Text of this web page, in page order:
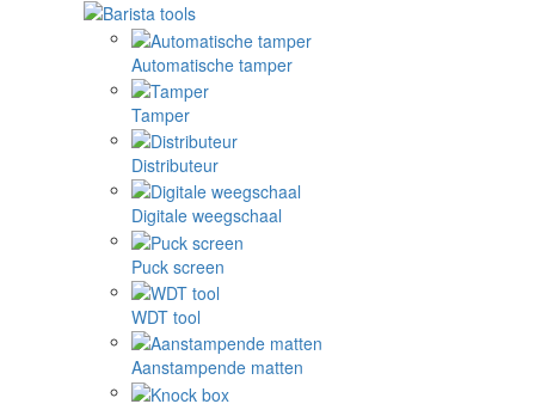
Automatische tamper
Tamper
Distributeur
Digitale weegschaal
Puck screen
WDT tool
Aanstampende matten